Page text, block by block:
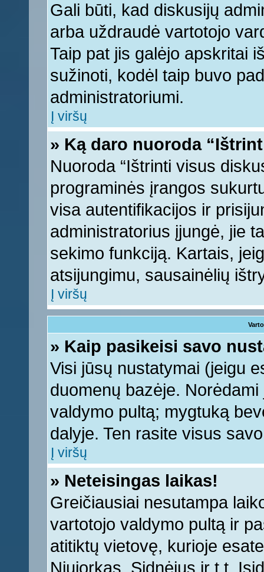
Gali būti, kad diskusijų
arba uždraudė vartotojo
Taip pat jis galėjo apskritai
sužinoti, kodėl taip buvo
administratoriumi.
Į viršų
» Ką daro nuoroda
Nuoroda “Ištrinti visus
programinės įrangos
visa autentifikacijos ir
administratorius įjungė, jie
sekimo funkciją. Kartais,
atsijungimu, sausainėlių
Į viršų
» Kaip pasikeisi savo
Visi jūsų nustatymai (jeigu
duomenų bazėje.
valdymo pultą; mygtuką
dalyje. Ten rasite visus
Į viršų
» Neteisingas laikas!
Greičiausiai nesutampa
vartotojo valdymo pultą ir
atitiktų vietovę, kurioje
Niujorkas, Sidnėjus ir t.t.